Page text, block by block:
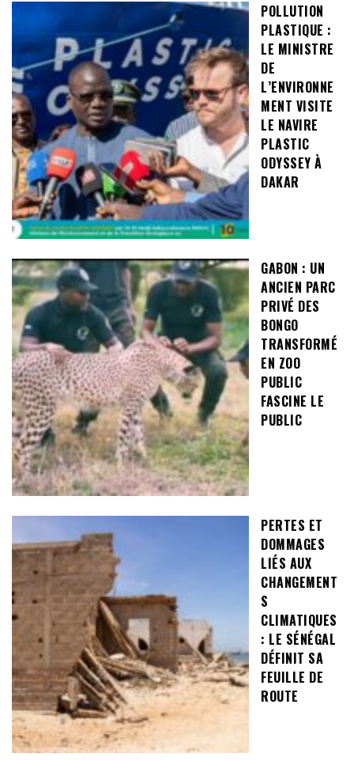
POLLUTION
PLASTIQUE :
LE MINISTRE
DE
L’ENVIRONNE
MENT VISITE
LE NAVIRE
PLASTIC
ODYSSEY À
DAKAR
GABON : UN
ANCIEN PARC
PRIVÉ DES
BONGO
TRANSFORMÉ
EN ZOO
PUBLIC
FASCINE LE
PUBLIC
PERTES ET
DOMMAGES
LIÉS AUX
CHANGEMENT
S
CLIMATIQUES
: LE SÉNÉGAL
DÉFINIT SA
FEUILLE DE
ROUTE